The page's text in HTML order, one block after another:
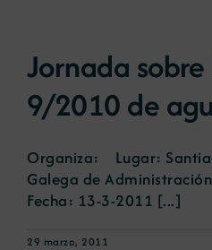
Jornada sobre
9/2010 de
Organiza: Lugar:
Galega de
Fecha: 13-3-2011 [...]
29 marzo, 2011